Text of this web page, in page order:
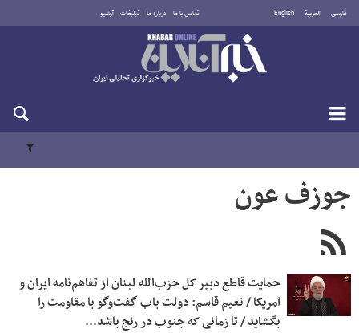
فارسی العربية English تماس با ما درباره ما تبلیغات آرشیو
پنجشنبه ۱۵ مرداد ۱۴۰۵
جوزف عون
حمایت قاطع دبیر کل حزب‌الله لبنان از تفاهم‌نامه ایران و
آمریکا / نعیم قاسم: دولت باب گفت‌وگو با مقاومت را
بگشاید / تا زمانی که جنوب در رنج باشد...